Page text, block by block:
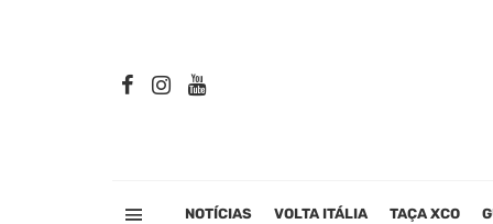
NOTÍCIAS VOLTA ITÁLIA TAÇA XCO